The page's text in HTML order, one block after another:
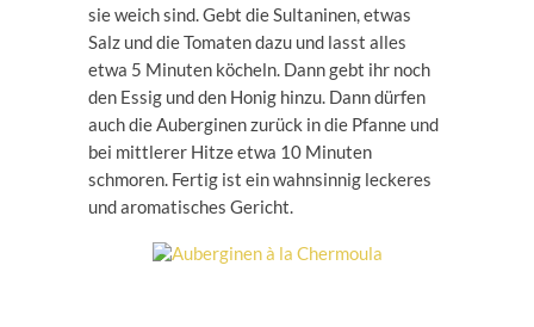
sie weich sind. Gebt die Sultaninen, etwas
Salz und die Tomaten dazu und lasst alles
etwa 5 Minuten köcheln. Dann gebt ihr noch
den Essig und den Honig hinzu. Dann dürfen
auch die Auberginen zurück in die Pfanne und
bei mittlerer Hitze etwa 10 Minuten
schmoren. Fertig ist ein wahnsinnig leckeres
und aromatisches Gericht.